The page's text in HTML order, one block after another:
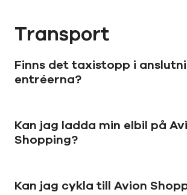
Transport
Finns det taxistopp i
entréerna?
Kan jag ladda min elbil på
Shopping?
Kan jag cykla till Avion